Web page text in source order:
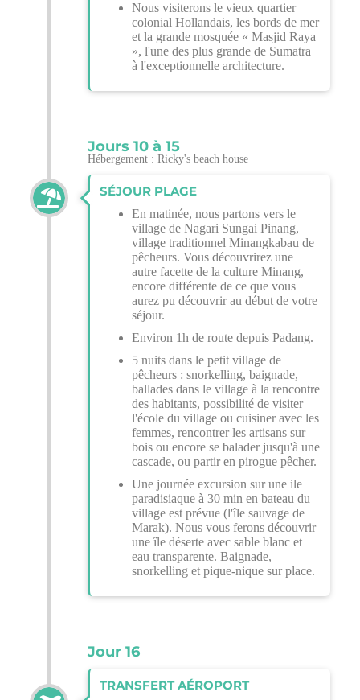
Nous visiterons le vieux quartier
colonial Hollandais, les bords de mer
et la grande mosquée « Masjid Raya
», l'une des plus grande de Sumatra
à l'exceptionnelle architecture.
Jours 10 à 15
Hébergement : Ricky's beach house
SÉJOUR PLAGE
En matinée, nous partons vers le
village de Nagari Sungai Pinang,
village traditionnel Minangkabau de
pêcheurs. Vous découvrirez une
autre facette de la culture Minang,
encore différente de ce que vous
aurez pu découvrir au début de votre
séjour.
Environ 1h de route depuis Padang.
5 nuits dans le petit village de
pêcheurs : snorkelling, baignade,
ballades dans le village à la rencontre
des habitants, possibilité de visiter
l'école du village ou cuisiner avec les
femmes, rencontrer les artisans sur
bois ou encore se balader jusqu'à une
cascade, ou partir en pirogue pêcher.
Une journée excursion sur une ile
paradisiaque à 30 min en bateau du
village est prévue (l'île sauvage de
Marak). Nous vous ferons découvrir
une île déserte avec sable blanc et
eau transparente. Baignade,
snorkelling et pique-nique sur place.
Jour 16
TRANSFERT AÉROPORT